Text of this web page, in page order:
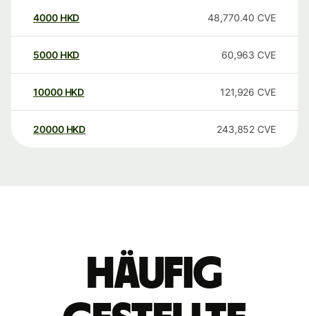
4000 HKD 48,770.40 CVE
5000 HKD 60,963 CVE
10000 HKD 121,926 CVE
20000 HKD 243,852 CVE
Häufig